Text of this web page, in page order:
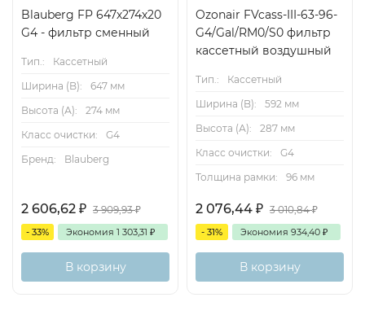
Blauberg FP 647х274х20
G4 - фильтр сменный
Тип.:
Кассетный
Ширина (B):
647 мм
Высота (А):
274 мм
Класс очистки:
G4
Бренд:
Blauberg
2 606,62 ₽ 3 909,93₽
- 33% Экономия 1 303,31 ₽
В корзину
Ozonair FVcass-III-63-96-
G4/Gal/RM0/S0 фильтр
кассетный воздушный
Тип.:
Кассетный
Ширина (B):
592 мм
Высота (А):
287 мм
Класс очистки:
G4
Толщина рамки:
96 мм
2 076,44 ₽ 3 010,84₽
- 31% Экономия 934,40 ₽
В корзину